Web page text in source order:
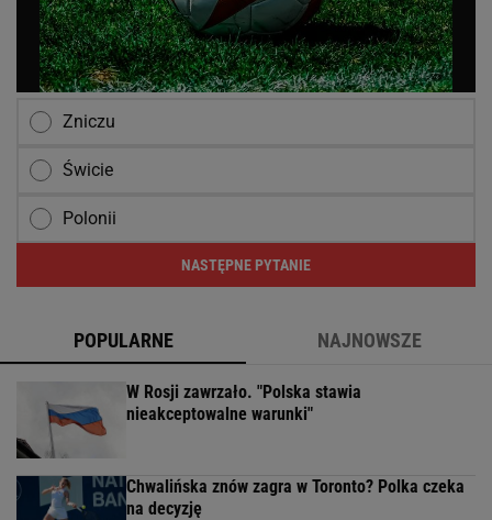
Zniczu
Świcie
Polonii
NASTĘPNE PYTANIE
POPULARNE NAJNOWSZE
W Rosji zawrzało. "Polska stawia
nieakceptowalne warunki"
Chwalińska znów zagra w Toronto? Polka czeka
na decyzję